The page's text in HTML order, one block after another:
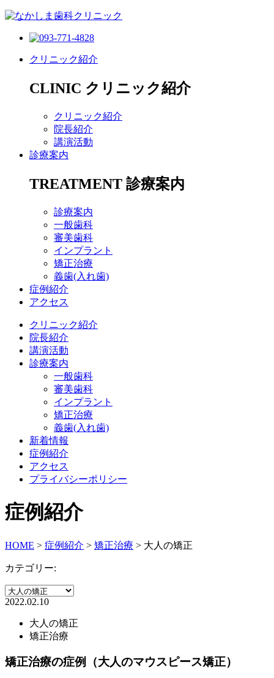
クリニック紹介
CLINIC クリニック紹介
クリニック紹介
院長紹介
講演活動
診療案内
TREATMENT 診療案内
診療案内
一般歯科
審美歯科
インプラント
矯正治療
義歯(入れ歯)
症例紹介
アクセス
クリニック紹介
院長紹介
講演活動
診療案内
一般歯科
審美歯科
インプラント
矯正治療
義歯(入れ歯)
新着情報
症例紹介
アクセス
プライバシーポリシー
症例紹介
HOME > 症例紹介 > 矯正治療 > 大人の矯正
カテゴリー:
2022.02.10
大人の矯正
矯正治療
矯正治療の症例（大人のマウスピース矯正）